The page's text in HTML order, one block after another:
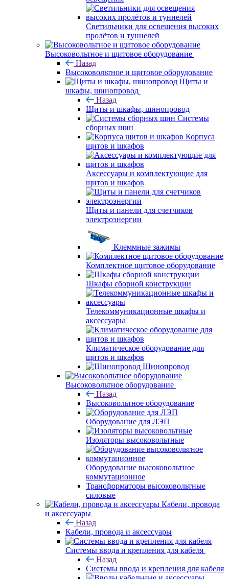
Светильники для освещения высоких
пролётов и туннелей
Высоковольтное и щитовое оборудование
Назад
Высоковольтное и щитовое оборудование
Щиты и
шкафы, шинопровод
Назад
Щиты и шкафы, шинопровод
Системы
сборных шин
Корпуса
щитов и шкафов
Аксессуары и комплектующие для
щитов и шкафов
Щиты и панели для счетчиков
электроэнергии
Клеммные зажимы
Комплектное щитовое оборудование
Шкафы сборной конструкции
Телекоммуникационные шкафы и
аксессуары
Климатическое оборудование для
щитов и шкафов
Шинопровод
Высоковольтное оборудование
Назад
Высоковольтное оборудование
Оборудование для ЛЭП
Изоляторы высоковольтные
Оборудование высоковольтное
коммутационное
Трансформаторы высоковольтные
силовые
Кабели, провода
и аксессуары
Назад
Кабели, провода и аксессуары
Системы ввода и крепления для кабеля
Назад
Системы ввода и крепления для кабеля